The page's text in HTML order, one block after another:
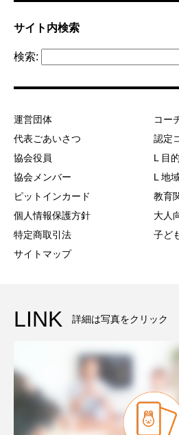
サイト内検索
検索:
運営団体
代表ごあいさつ
協会役員
協会メンバー
ピットインカード
個人情報保護方針
特定商取引法
サイトマップ
コー
認定
L 目
L 地
教育
大人
子ど
LINK 詳細は写真をクリック